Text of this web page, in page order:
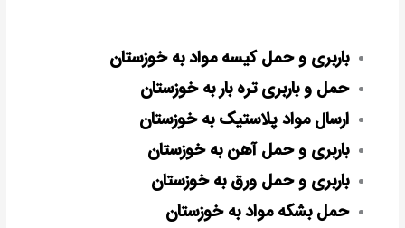
باربری و حمل کیسه مواد به خوزستان
حمل و باربری تره بار به خوزستان
ارسال مواد پلاستیک به خوزستان
باربری و حمل آهن به خوزستان
باربری و حمل ورق به خوزستان
حمل بشکه مواد به خوزستان